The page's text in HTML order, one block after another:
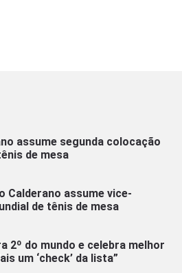
assume segunda colocação
de mesa
Calderano assume vice-
de tênis de mesa
2º do mundo e celebra melhor
um ‘check’ da lista”